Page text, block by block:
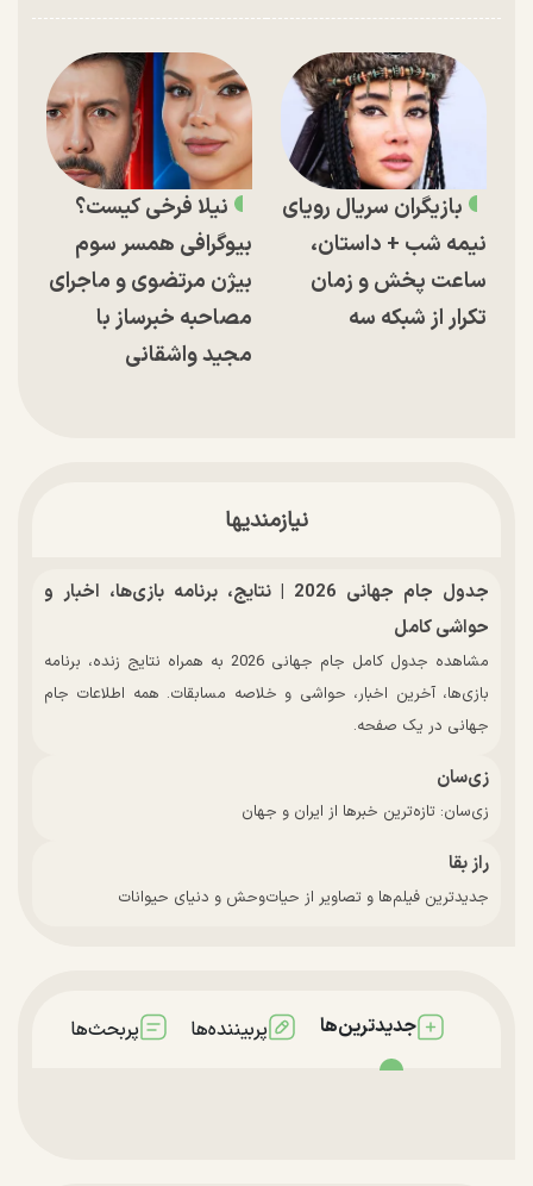
بازیگران سریال رویای
نیمه شب + داستان،
ساعت پخش و زمان
تکرار از شبکه سه
نیلا فرخی کیست؟
بیوگرافی همسر سوم
بیژن مرتضوی و ماجرای
مصاحبه خبرساز با
مجید واشقانی
نیازمندیها
جدول جام جهانی 2026 | نتایج، برنامه بازی‌ها، اخبار و
حواشی کامل
مشاهده جدول کامل جام جهانی 2026 به همراه نتایج زنده، برنامه
بازی‌ها، آخرین اخبار، حواشی و خلاصه مسابقات. همه اطلاعات جام
جهانی در یک صفحه.
زی‌سان
زی‌سان: تازه‌ترین خبرها از ایران و جهان
راز بقا
جدیدترین فیلم‌ها و تصاویر از حیات‌وحش و دنیای حیوانات
جدیدترین‌ها پربیننده‌ها پربحث‌ها